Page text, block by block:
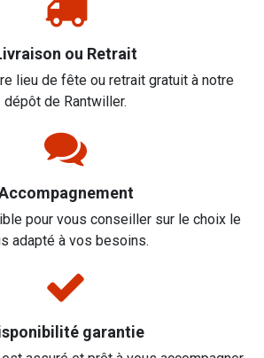
ou Retrait
lieu de fête ou retrait gratuit à notre
dépôt de Rantwiller.
pour vous conseiller sur le choix le
adapté à vos besoins.
garantie